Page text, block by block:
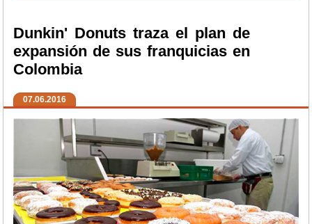
Dunkin' Donuts traza el plan de
expansión de sus franquicias en
Colombia
07.06.2016